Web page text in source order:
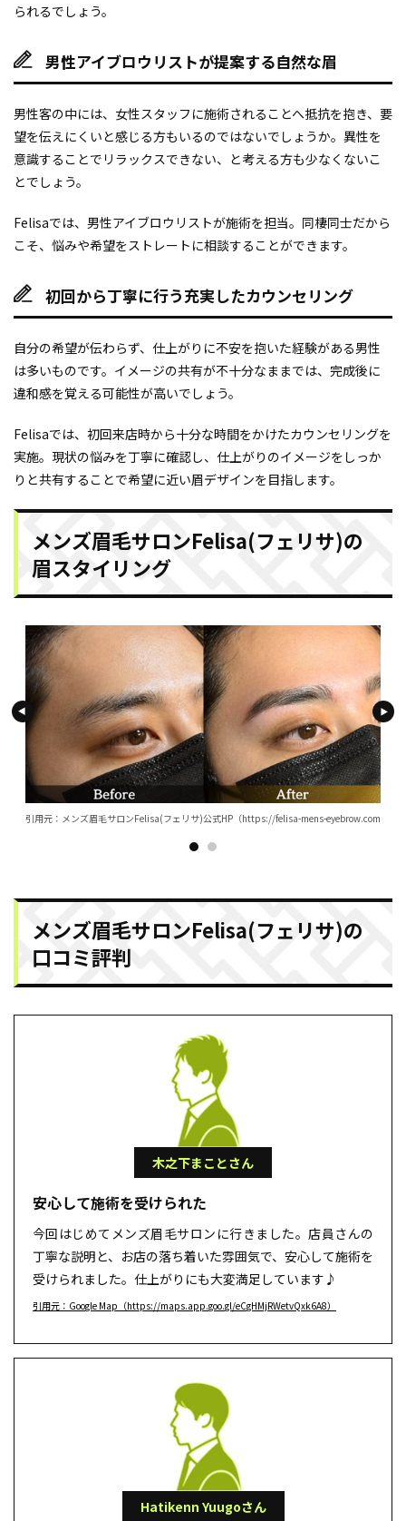
られるでしょう。
男性アイブロウリストが提案する自然な眉
男性客の中には、女性スタッフに施術されることへ抵抗を抱き、要
望を伝えにくいと感じる方もいるのではないでしょうか。異性を
意識することでリラックスできない、と考える方も少なくないこ
とでしょう。
Felisaでは、男性アイブロウリストが施術を担当。同棲同士だから
こそ、悩みや希望をストレートに相談することができます。
初回から丁寧に行う充実したカウンセリング
自分の希望が伝わらず、仕上がりに不安を抱いた経験がある男性
は多いものです。イメージの共有が不十分なままでは、完成後に
違和感を覚える可能性が高いでしょう。
Felisaでは、初回来店時から十分な時間をかけたカウンセリングを
実施。現状の悩みを丁寧に確認し、仕上がりのイメージをしっか
りと共有することで希望に近い眉デザインを目指します。
メンズ眉毛サロンFelisa(フェリサ)の
眉スタイリング
）
引用元：メンズ眉毛サロンFelisa(フェリサ)公式HP（https://felisa-mens-eyebrow.com/）
メンズ眉毛サロンFelisa(フェリサ)の
口コミ評判
木之下まことさん
安心して施術を受けられた
今回はじめてメンズ眉毛サロンに行きました。店員さんの
丁寧な説明と、お店の落ち着いた雰囲気で、安心して施術を
受けられました。仕上がりにも大変満足しています♪
引用元：Google Map（https://maps.app.goo.gl/eCgHMjRWetvQxk6A8）
Hatikenn Yuugoさん